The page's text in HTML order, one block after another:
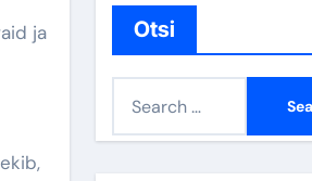
ja
Otsi